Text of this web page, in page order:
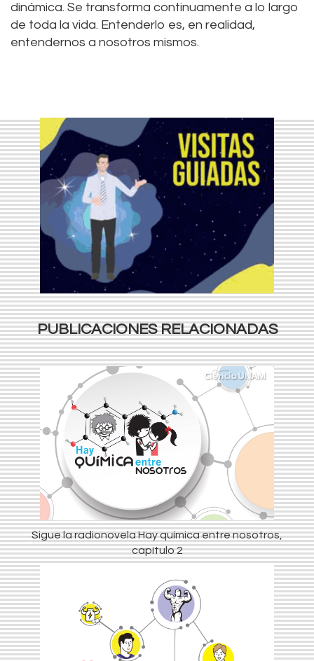
dinámica. Se transforma continuamente a lo largo
de toda la vida. Entenderlo es, en realidad,
entendernos a nosotros mismos.
PUBLICACIONES RELACIONADAS
Sigue la radionovela Hay química entre nosotros,
capítulo 2